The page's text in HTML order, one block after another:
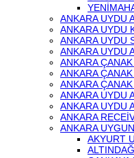
ANKARA UYDU
ANKARA UYDU
ANKARA UYDU
ANKARA UYDU
ANKARA
ANKARA
ANKARA
ANKARA UYDU
ANKARA UYDU
ANKARA
ANKARA
AKYURT